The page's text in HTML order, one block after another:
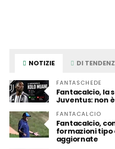
NOTIZIE DI
FANTASCHEDE
Fantacalcio, la
Juventus: non
FANTACALCIO
Fantacalcio,
formazioni tipo
aggiornate